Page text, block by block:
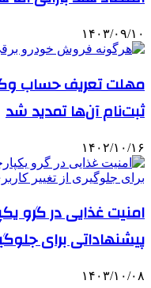
۱۴۰۳/۰۹/۱۰
مهلت تعریف حساب
ثبت‌نام‌ آن‌ها تمدید شد
۱۴۰۲/۱۰/۱۶
امنیت غذایی در گرو
پیشنهاداتی برای
۱۴۰۳/۱۰/۰۸